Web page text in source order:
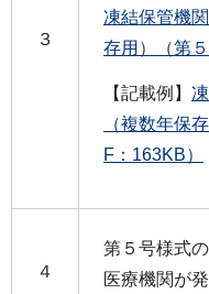
３
凍結保管機
存用）（第
【記載例】
（複数年保
F：163KB）
４
第５号様式
医療機関が